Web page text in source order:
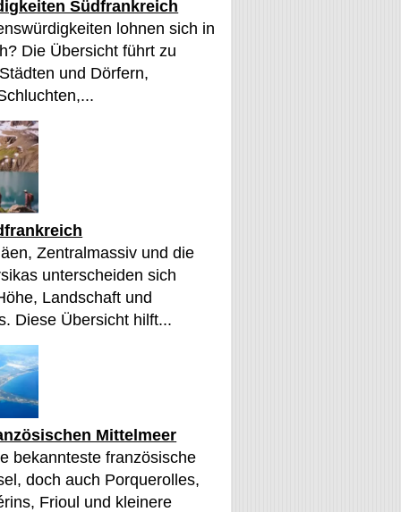
Südfrankreich
lohnen sich in
Die Übersicht führt zu
und Dörfern,
Zentralmassiv und die
unterscheiden sich
Landschaft und
Diese Übersicht hilft...
Mittelmeer
bekannteste französische
doch auch Porquerolles,
Frioul und kleinere